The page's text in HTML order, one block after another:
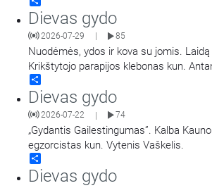
Dievas gydo
2026-07-29 85
Nuodėmės, ydos ir kova su jomis.
Krikštytojo parapijos klebonas kun.
Dievas gydo
2026-07-22 | 74
„Gydantis Gailestingumas”. Kalba
egzorcistas kun. Vytenis Vaškelis.
Dievas gydo